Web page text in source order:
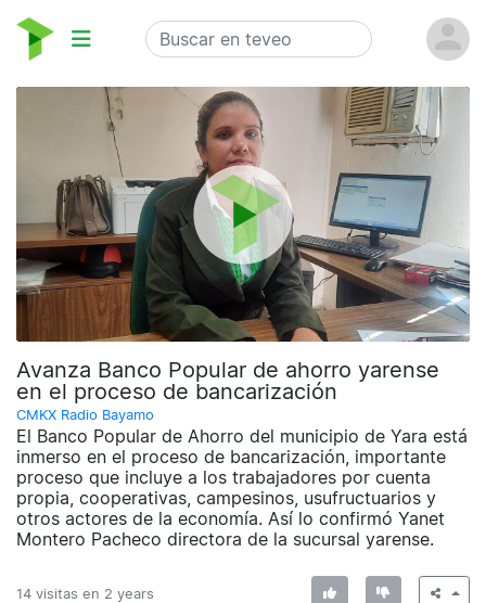
Avanza Banco Popular de ahorro yarense
en el proceso de bancarización
CMKX Radio Bayamo
El Banco Popular de Ahorro del municipio de Yara está
inmerso en el proceso de bancarización, importante
proceso que incluye a los trabajadores por cuenta
propia, cooperativas, campesinos, usufructuarios y
otros actores de la economía. Así lo confirmó Yanet
Montero Pacheco directora de la sucursal yarense.
14 visitas en 2 years